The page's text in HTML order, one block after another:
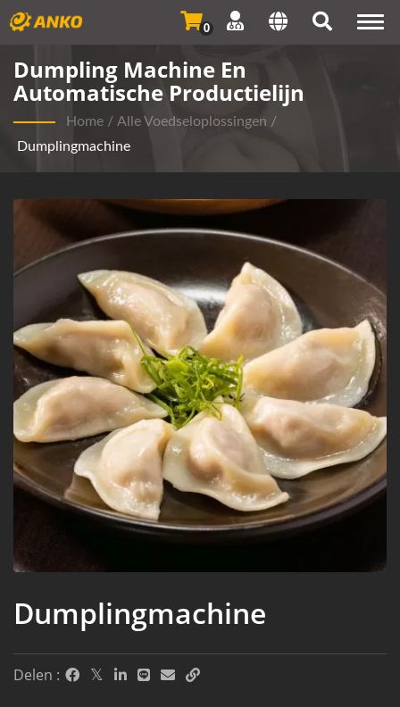
0
Dumpling Machine En
Automatische Productielijn
Home / Alle Voedseloplossingen /
Dumplingmachine
Dumplingmachine
Delen :